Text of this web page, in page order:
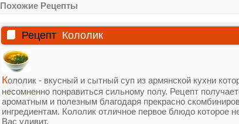
Похожие Рецепты
Рецепт Кололик
Кололик - вкусный и сытный суп из армянской кухни
несомненно понравиться сильному полу. Рецепт
ароматным и полезным благодаря прекрасно
ингредиентам. Кололик отличное первое блюдо которое
Вас удивит.